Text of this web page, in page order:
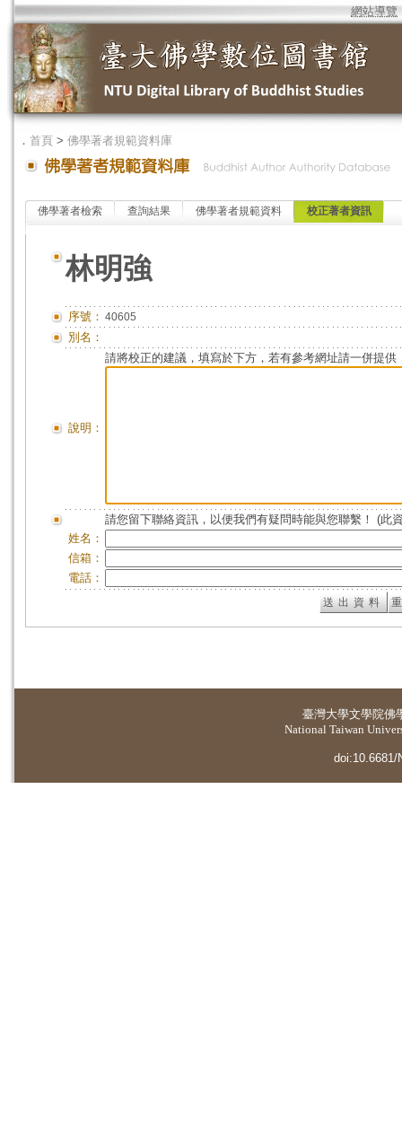
網站導覽
． 首頁 > 佛學著者規範資料庫
佛學著者檢索 查詢結果 佛學著者規範資料 校正著者資訊
林明強
序號： 40605
別名：
說明：
請將校正的建議，填寫於下方，若有參考網址請一併提供
請您留下聯絡資訊，以便我們有疑問時能與您聯繫！ (此
姓名：
信箱：
電話：
臺灣大學文學院佛
National Taiwan
doi:10.6681/